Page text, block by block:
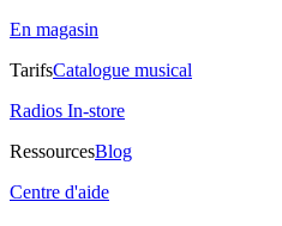
En magasin
TarifsCatalogue musical
Radios In-store
RessourcesBlog
Centre d'aide